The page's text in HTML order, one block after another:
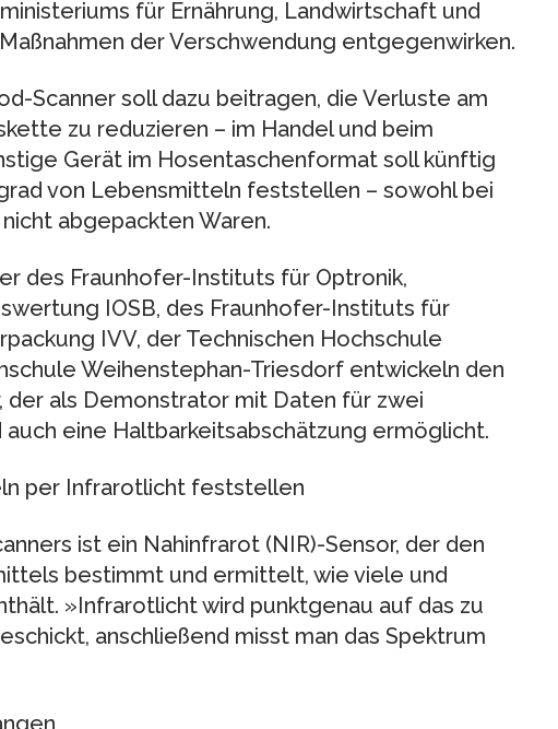
für Ernährung, Landwirtschaft und
der Verschwendung entgegenwirken.
Scanner soll dazu beitragen, die Verluste am
zu reduzieren – im Handel und beim
Gerät im Hosentaschenformat soll künftig
von Lebensmitteln feststellen – sowohl bei
abgepackten Waren.
des Fraunhofer-Instituts für Optronik,
IOSB, des Fraunhofer-Instituts für
IVV, der Technischen Hochschule
Weihenstephan-Triesdorf entwickeln den
der als Demonstrator mit Daten für zwei
eine Haltbarkeitsabschätzung ermöglicht.
per Infrarotlicht feststellen
ist ein Nahinfrarot (NIR)-Sensor, der den
bestimmt und ermittelt, wie viele und
»Infrarotlicht wird punktgenau auf das zu
anschließend misst man das Spektrum